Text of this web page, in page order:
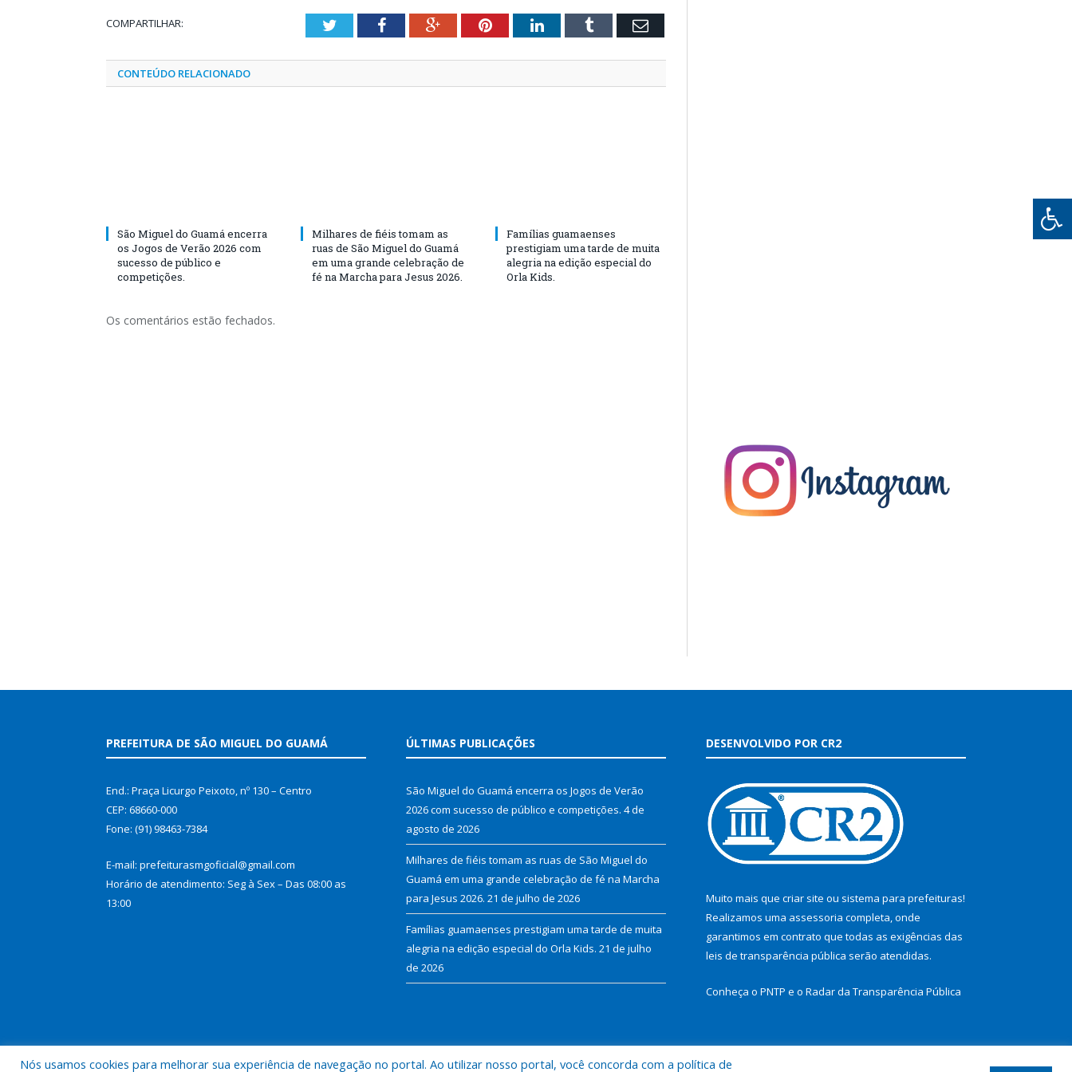
COMPARTILHAR: TwitterFacebookGoogle+PinterestLinkedInTumblr Email
CONTEÚDO RELACIONADO
São Miguel do Guamá encerra
os Jogos de Verão 2026 com
sucesso de público e
competições.
Milhares de fiéis tomam as
ruas de São Miguel do Guamá
em uma grande celebração de
fé na Marcha para Jesus 2026.
Famílias guamaenses
prestigiam uma tarde de muita
alegria na edição especial do
Orla Kids.
Os comentários estão fechados.
PREFEITURA DE SÃO MIGUEL DO GUAMÁ
End.: Praça Licurgo Peixoto, nº 130 – Centro
CEP: 68660-000
Fone: (91) 98463-7384
E-mail: prefeiturasmgoficial@gmail.com
Horário de atendimento: Seg à Sex – Das 08:00 as
13:00
ÚLTIMAS PUBLICAÇÕES
São Miguel do Guamá encerra os Jogos de Verão
2026 com sucesso de público e competições. 4 de
agosto de 2026
Milhares de fiéis tomam as ruas de São Miguel do
Guamá em uma grande celebração de fé na Marcha
para Jesus 2026. 21 de julho de 2026
Famílias guamaenses prestigiam uma tarde de muita
alegria na edição especial do Orla Kids. 21 de julho
de 2026
DESENVOLVIDO POR CR2
Muito mais que criar site ou sistema para prefeituras!
Realizamos uma assessoria completa, onde
garantimos em contrato que todas as exigências das
leis de transparência pública serão atendidas.
Conheça o PNTP e o Radar da Transparência Pública
Nós usamos cookies para melhorar sua experiência de navegação no portal. Ao utilizar nosso portal, você concorda com a política de